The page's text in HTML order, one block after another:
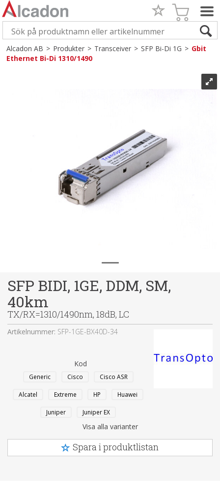
Alcadon AB>Produkter>Transceiver>SFP Bi-Di 1G>Gbit
Ethernet Bi-Di 1310/1490
SFP BIDI, 1GE, DDM, SM,
40km
TX/RX=1310/1490nm, 18dB, LC
Artikelnummer: SFP-1GE-BX40D-34
Kod
Generic Cisco Cisco ASR
Alcatel Extreme HP Huawei
Juniper Juniper EX
Visa alla varianter
Spara i produktlistan